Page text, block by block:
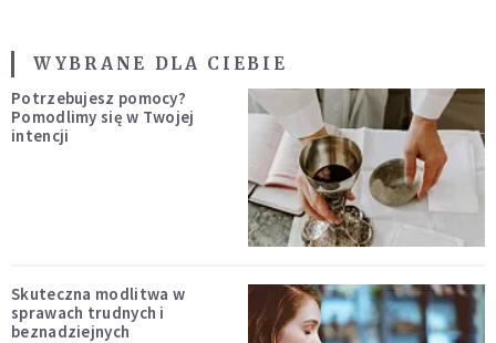
WYBRANE DLA CIEBIE
Potrzebujesz pomocy?
Pomodlimy się w Twojej
intencji
Skuteczna modlitwa w
sprawach trudnych i
beznadziejnych